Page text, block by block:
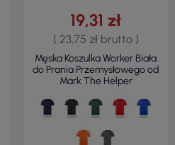
19,31 zł
( 23,75 zł brutto )
Męska Koszulka Worker Biała
do Prania Przemysłowego od
Mark The Helper